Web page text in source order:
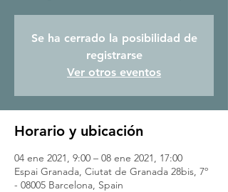
Se ha cerrado la posibilidad de
registrarse
Ver otros eventos
Horario y ubicación
04 ene 2021, 9:00 – 08 ene 2021, 17:00
Espai Granada, Ciutat de Granada 28bis, 7º
- 08005 Barcelona, Spain